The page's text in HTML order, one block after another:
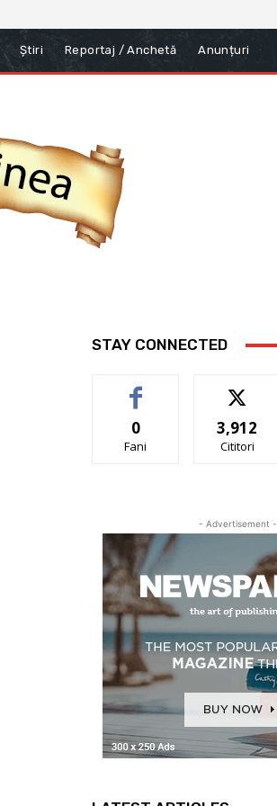
Știri Reportaj / Anchetă Anunțuri
STAY CONNECTED
0
Fani
3,912
Cititori
- Advertisement -